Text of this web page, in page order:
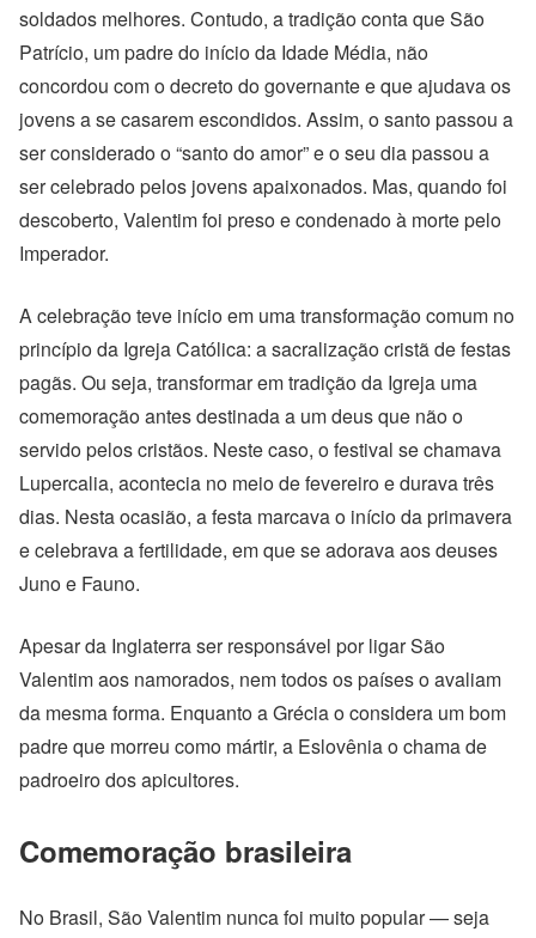
soldados melhores. Contudo, a tradição conta que São
Patrício, um padre do início da Idade Média, não
concordou com o decreto do governante e que ajudava os
jovens a se casarem escondidos. Assim, o santo passou a
ser considerado o “santo do amor” e o seu dia passou a
ser celebrado pelos jovens apaixonados. Mas, quando foi
descoberto, Valentim foi preso e condenado à morte pelo
Imperador.
A celebração teve início em uma transformação comum no
princípio da Igreja Católica: a sacralização cristã de festas
pagãs. Ou seja, transformar em tradição da Igreja uma
comemoração antes destinada a um deus que não o
servido pelos cristãos. Neste caso, o festival se chamava
Lupercalia, acontecia no meio de fevereiro e durava três
dias. Nesta ocasião, a festa marcava o início da primavera
e celebrava a fertilidade, em que se adorava aos deuses
Juno e Fauno.
Apesar da Inglaterra ser responsável por ligar São
Valentim aos namorados, nem todos os países o avaliam
da mesma forma. Enquanto a Grécia o considera um bom
padre que morreu como mártir, a Eslovênia o chama de
padroeiro dos apicultores.
Comemoração brasileira
No Brasil, São Valentim nunca foi muito popular — seja